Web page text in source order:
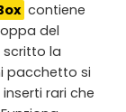
contiene
del
scritto la
pacchetto si
rari che